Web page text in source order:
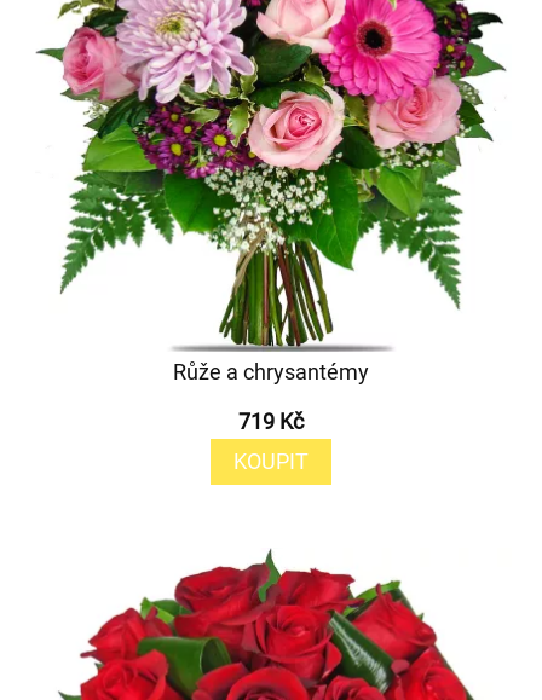
Růže a chrysantémy
719 Kč
KOUPIT